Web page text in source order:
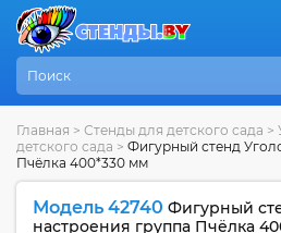
Главная > Стенды для детского сада >
детского сада > Фигурный стенд
Пчёлка 400*330 мм
Модель 42740 Фигурный
настроения группа Пчёлка